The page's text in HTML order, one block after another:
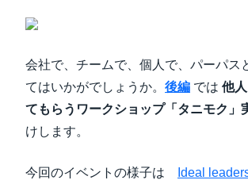
会社で、チームで、個人で、パーパス
てはいかがでしょうか。 後編 では 他
てもらうワークショップ「タニモク」
けします。
今回のイベントの様子は Ideal